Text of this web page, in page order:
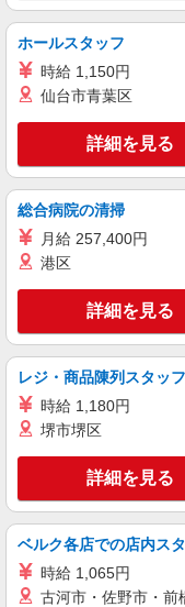
ホールスタッフ
時給 1,150円
仙台市青葉区
詳細を見る
総合病院の清掃
月給 257,400円
港区
詳細を見る
レジ・商品陳列スタッフ
時給 1,180円
堺市堺区
詳細を見る
ベルク各店での店内ス
時給 1,065円
古河市・佐野市・前